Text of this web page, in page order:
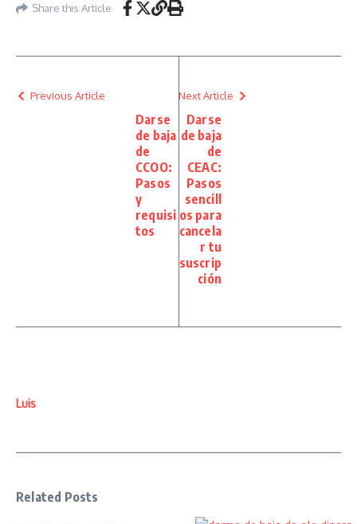
Share this Article
Previous Article
Darse
de baja
de
CCOO:
Pasos
y
requisi
tos
Next Article
Darse
de baja
de
CEAC:
Pasos
sencill
os para
cancela
r tu
suscrip
ción
Luis
Related Posts